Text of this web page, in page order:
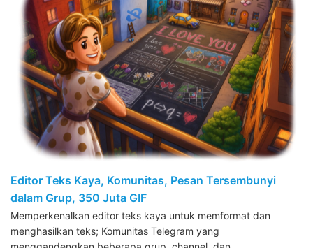
Editor Teks Kaya, Komunitas, Pesan Tersembunyi
dalam Grup, 350 Juta GIF
Memperkenalkan editor teks kaya untuk memformat dan
menghasilkan teks; Komunitas Telegram yang